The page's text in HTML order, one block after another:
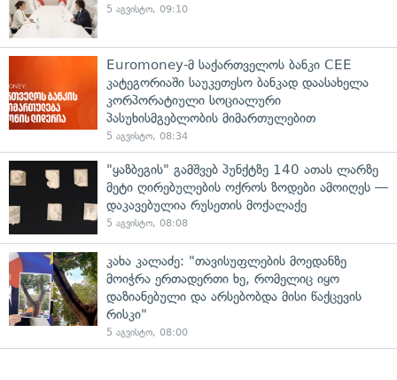
5 აგვისტო, 09:10
Euromoney-მ საქართველოს ბანკი CEE
კატეგორიაში საუკეთესო ბანკად დაასახელა
კორპორატიული სოციალური
პასუხისმგებლობის მიმართულებით
5 აგვისტო, 08:34
"ყაზბეგის" გამშვებ პუნქტზე 140 ათას ლარზე
მეტი ღირებულების ოქროს ზოდები ამოიღეს —
დაკავებულია რუსეთის მოქალაქე
5 აგვისტო, 08:08
კახა კალაძე: "თავისუფლების მოედანზე
მოიჭრა ერთადერთი ხე, რომელიც იყო
დაზიანებული და არსებობდა მისი წაქცევის
რისკი"
5 აგვისტო, 08:00